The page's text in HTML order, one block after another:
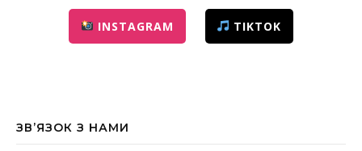
INSTAGRAM TIKTOK
ЗВ’ЯЗОК З НАМИ